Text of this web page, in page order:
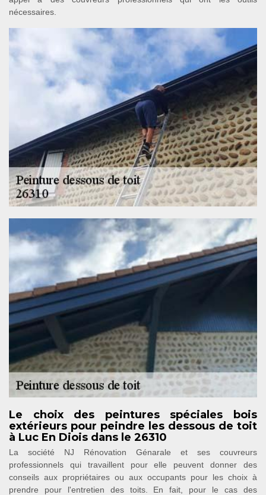
nécessaires.
Le choix des peintures spéciales bois
extérieurs pour peindre les dessous de toit
à Luc En Diois dans le 26310
La société NJ Rénovation Génarale et ses couvreurs
professionnels qui travaillent pour elle peuvent donner des
conseils aux propriétaires ou aux occupants pour les choix à
prendre pour l'entretien des toits. En fait, pour le cas des